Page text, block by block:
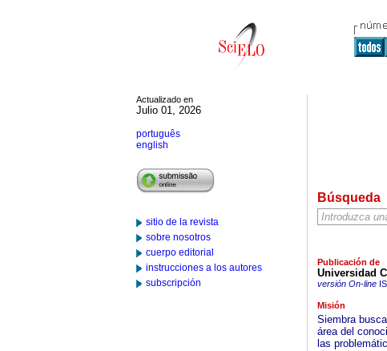
Actualizado en
Julio 01, 2026
português
english
sitio de la revista
sobre nosotros
cuerpo editorial
instrucciones a los autores
subscripción
Búsqueda
Publicación de
Universidad
versión On-line
Misión
Siembra
área del
las